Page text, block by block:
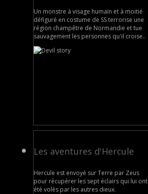
Un monstre à visage humain et à moitié
défiguré en costume de SS terrorise une
région champêtre de Normandie et tue
sauvagement les personnes qu'il croise..
Les aventures d'Hercule
Hercule est envoyé sur Terre par Zeus
pour récupérer les sept éclairs qui lui ont
été volés par les autres dieux.